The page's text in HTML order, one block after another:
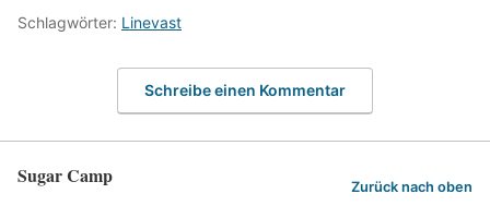
Schlagwörter: Linevast
Schreibe einen Kommentar
Sugar Camp Zurück nach oben